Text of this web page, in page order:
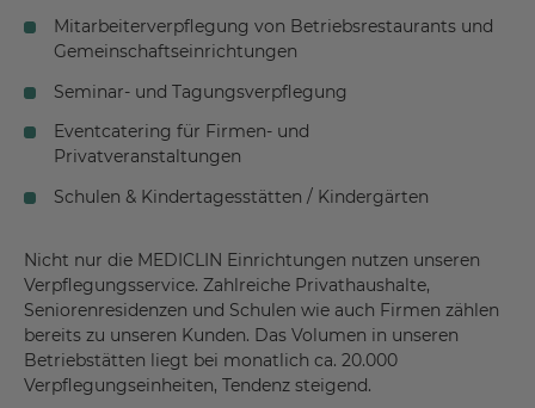
Mitarbeiterverpflegung von Betriebsrestaurants und
Gemeinschaftseinrichtungen
Seminar- und Tagungsverpflegung
Eventcatering für Firmen- und
Privatveranstaltungen
Schulen & Kindertagesstätten / Kindergärten
Nicht nur die MEDICLIN Einrichtungen nutzen unseren
Verpflegungsservice. Zahlreiche Privathaushalte,
Seniorenresidenzen und Schulen wie auch Firmen zählen
bereits zu unseren Kunden. Das Volumen in unseren
Betriebstätten liegt bei monatlich ca. 20.000
Verpflegungseinheiten, Tendenz steigend.